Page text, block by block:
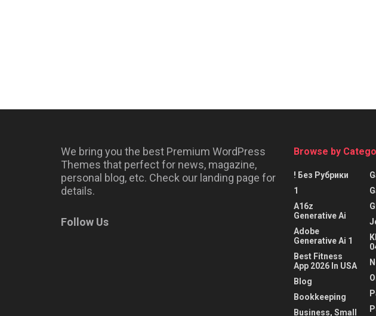
We bring you the best Premium WordPress
Themes that perfect for news, magazine,
personal blog, etc. Check our landing page for
details.
Follow Us
Browse by
! Без Рубрики
1
A16z
Generative Ai
Adobe
Generative Ai 1
Best Fitness
App 2026 In USA
Blog
Bookkeeping
Business, Small